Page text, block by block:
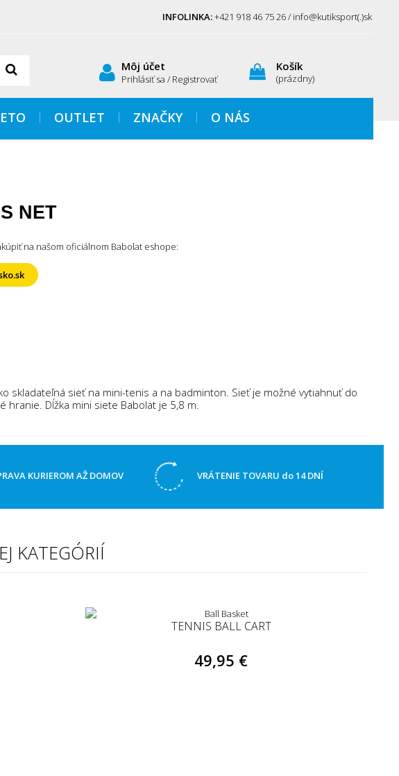
INFOLINKA:+421 918 46 75 26 / info@kutiksport(.)sk
Košík
(prázdny)
Môj účet
Prihlásiť sa / Registrovať
OUTLET ZNAČKY O NÁS
NET
na našom oficiálnom Babolat eshope:
skladateľná sieť na mini-tenis a na badminton. Sieť je možné vytiahnuť do
hranie. Dĺžka mini siete Babolat je 5,8 m.
KURIEROM AŽ DOMOV VRÁTENIE TOVARU do 14 DNÍ
KATEGÓRIÍ
TENNIS BALL CART
49,95 €